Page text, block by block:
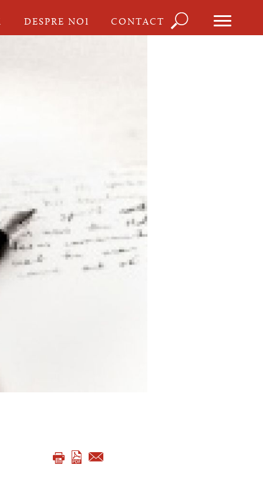
DESPRE NOI CONTACT